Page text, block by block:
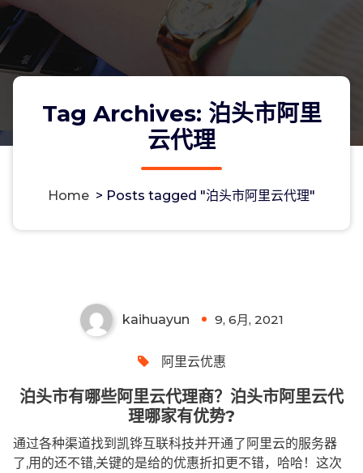
Tag Archives: 泊头市阿里
云代理
Home > Posts tagged "泊头市阿里云代理"
kaihuayun 9, 6月, 2021
阿里云优惠
泊头市有哪些阿里云代理商？泊头市阿里云代
理哪家有优势?
通过各种渠道找到凯铧互联科技并开通了阿里云的服务器
了,用的还不错,关键的是给的优惠折扣更不错，哈哈！这次